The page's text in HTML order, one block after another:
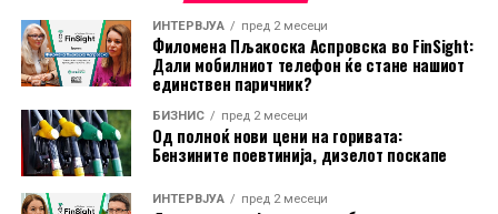
банките во Скопје, Приштина и Белград.
Претседателот на Управата на НЛБ, Блаж Бродњак,
изјави дека Групацијата продолжува да го
трансформира традиционалниот банкарски модел во
поширока платформа за финансиски услуги, при што
ИНТЕРВЈУА пред 2 месеци
Филомена Пљакоска Аспровска во FinSight:
Дали мобилниот телефон ќе стане нашиот
единствен паричник?
БИЗНИС пред 2 месеци
Од полноќ нови цени на горивата:
Бензините поевтинија, дизелот поскапе
ИНТЕРВЈУА пред 2 месеци